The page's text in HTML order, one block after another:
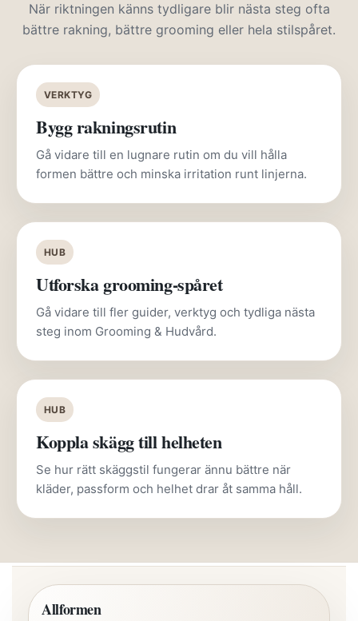
När riktningen känns tydligare blir nästa steg ofta
bättre rakning, bättre grooming eller hela stilspåret.
VERKTYG
Bygg rakningsrutin
Gå vidare till en lugnare rutin om du vill hålla
formen bättre och minska irritation runt linjerna.
HUB
Utforska grooming-spåret
Gå vidare till fler guider, verktyg och tydliga nästa
steg inom Grooming & Hudvård.
HUB
Koppla skägg till helheten
Se hur rätt skäggstil fungerar ännu bättre när
kläder, passform och helhet drar åt samma håll.
Allformen